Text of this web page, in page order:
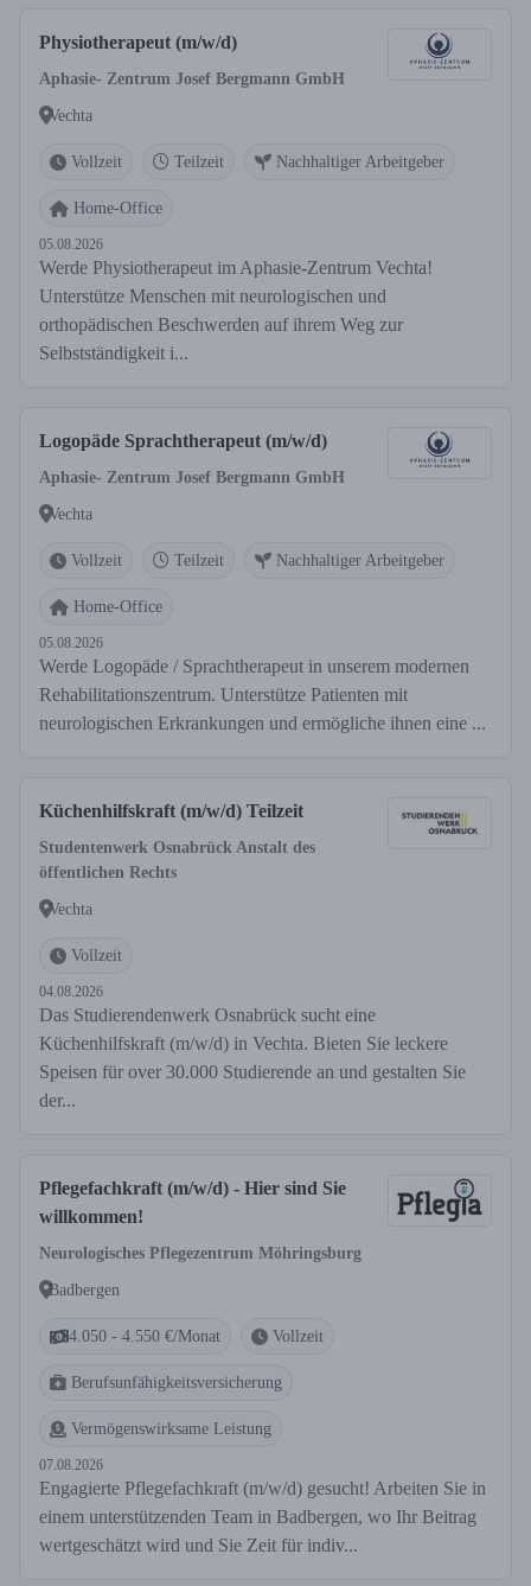
Physiotherapeut (m/w/d)
Aphasie- Zentrum Josef Bergmann GmbH
Vechta
Vollzeit Teilzeit Nachhaltiger Arbeitgeber
Home-Office
05.08.2026
Werde Physiotherapeut im Aphasie-Zentrum Vechta!
Unterstütze Menschen mit neurologischen und
orthopädischen Beschwerden auf ihrem Weg zur
Selbstständigkeit i...
Logopäde Sprachtherapeut (m/w/d)
Aphasie- Zentrum Josef Bergmann GmbH
Vechta
Vollzeit Teilzeit Nachhaltiger Arbeitgeber
Home-Office
05.08.2026
Werde Logopäde / Sprachtherapeut in unserem modernen
Rehabilitationszentrum. Unterstütze Patienten mit
neurologischen Erkrankungen und ermögliche ihnen eine ...
Küchenhilfskraft (m/w/d) Teilzeit
Studentenwerk Osnabrück Anstalt des
öffentlichen Rechts
Vechta
Vollzeit
04.08.2026
Das Studierendenwerk Osnabrück sucht eine
Küchenhilfskraft (m/w/d) in Vechta. Bieten Sie leckere
Speisen für over 30.000 Studierende an und gestalten Sie
der...
Pflegefachkraft (m/w/d) - Hier sind Sie
willkommen!
Neurologisches Pflegezentrum Möhringsburg
Badbergen
4.050 - 4.550 €/Monat Vollzeit
Berufsunfähigkeitsversicherung
Vermögenswirksame Leistung
07.08.2026
Engagierte Pflegefachkraft (m/w/d) gesucht! Arbeiten Sie in
einem unterstützenden Team in Badbergen, wo Ihr Beitrag
wertgeschätzt wird und Sie Zeit für indiv...